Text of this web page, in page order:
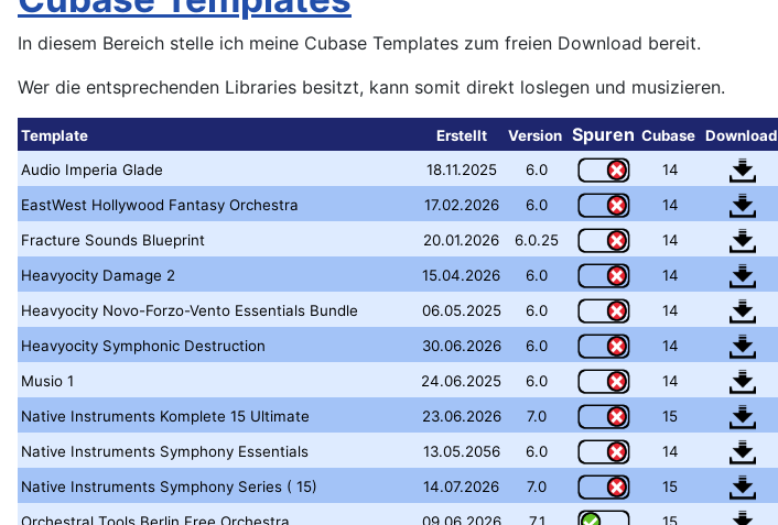
In diesem Bereich stelle ich meine Cubase Templates zum freien Download bereit.
Wer die entsprechenden Libraries besitzt, kann somit direkt loslegen und musizieren.
Template Erstellt Version Spuren Cubase Download
Audio Imperia Glade
18.11.2025 6.0
14
EastWest Hollywood Fantasy Orchestra
17.02.2026 6.0
14
Fracture Sounds Blueprint
20.01.2026 6.0.25
14
Heavyocity Damage 2
15.04.2026 6.0
14
Heavyocity Novo-Forzo-Vento Essentials Bundle
06.05.2025 6.0
14
Heavyocity Symphonic Destruction
30.06.2026 6.0
14
Musio 1
24.06.2025 6.0
14
Native Instruments Komplete 15 Ultimate
23.06.2026 7.0
15
Native Instruments Symphony Essentials
13.05.2056 6.0
14
Native Instruments Symphony Series ( 15)
14.07.2026 7.0
15